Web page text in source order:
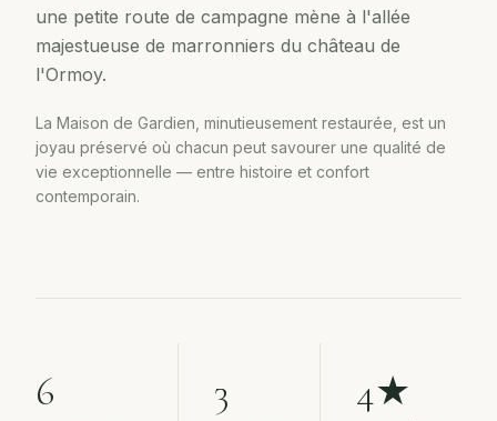
une petite route de campagne mène à l'allée
majestueuse de marronniers du château de
l'Ormoy.
La Maison de Gardien, minutieusement restaurée, est un
joyau préservé où chacun peut savourer une qualité de
vie exceptionnelle — entre histoire et confort
contemporain.
6 3 4★